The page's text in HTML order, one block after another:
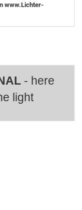
www.Lichter-
- here
light